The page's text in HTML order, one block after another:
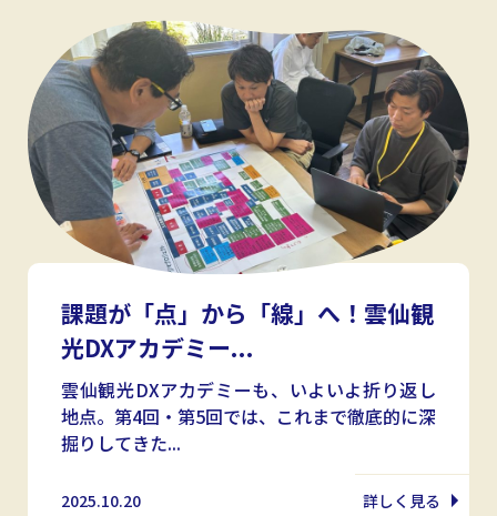
課題が「点」から「線」へ！雲仙観
光DXアカデミー...
雲仙観光DXアカデミーも、いよいよ折り返し
地点。第4回・第5回では、これまで徹底的に深
掘りしてきた...
2025.10.20 詳しく見る